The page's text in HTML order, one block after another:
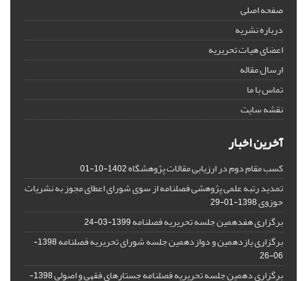
صفحه اصلی
درباره نشریه
اعضای هیات تحریریه
ارسال مقاله
تماس با ما
نقشه سایت
آخرین اخبار
کسب مقام دوم در ارزیابی مقالات پژوهشگاه1402-10-01
تمدید رتبه علمی پژوهشی فصلنامه از سوی شورای اعطای مجوز به نشریات
حوزوی1398-01-29
برگزاری هفدهمین جلسه تحریریه فصلنامه1399-03-24
برگزاری یازدهمین و دوازدهمین جلسه شورای تحریریه فصلنامه
1398-
06-26
برگزاری دهمین جلسه تحریریه فصلنامه جستارهای فقهی و اصولی 1398-